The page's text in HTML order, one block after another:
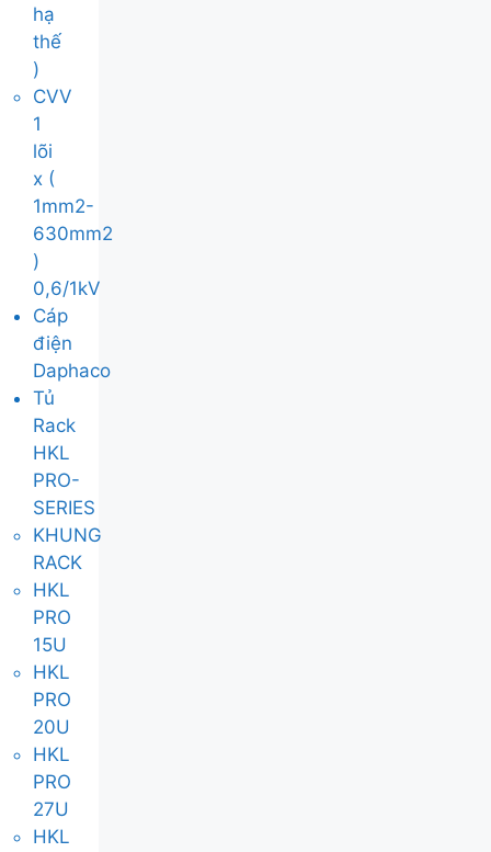
hạ
thế
)
CVV
1
lõi
x (
1mm2-
630mm2
)
0,6/1kV
Cáp
điện
Daphaco
Tủ
Rack
HKL
PRO-
SERIES
KHUNG
RACK
HKL
PRO
15U
HKL
PRO
20U
HKL
PRO
27U
HKL